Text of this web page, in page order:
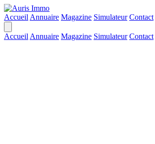
Accueil Annuaire Magazine Simulateur Contact
Accueil Annuaire Magazine Simulateur Contact